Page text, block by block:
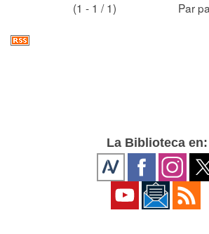
(1 - 1 / 1) Par
La Biblioteca en: